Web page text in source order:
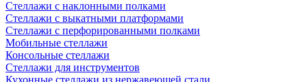
Стеллажи с наклонными полками
Стеллажи с выкатными платформами
Стеллажи с перфорированными полками
Мобильные стеллажи
Консольные стеллажи
Стеллажи для инструментов
Кухонные стеллажи из нержавеющей стали